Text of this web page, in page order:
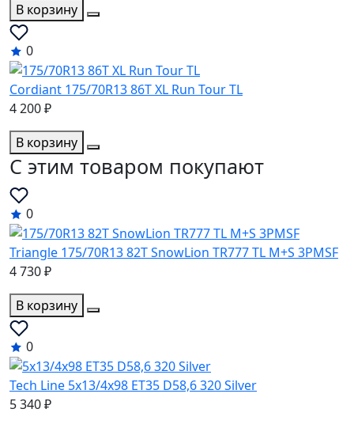
В корзину
0
Cordiant 175/70R13 86T XL Run Tour TL
4 200 ₽
В корзину
C этим товаром покупают
0
Triangle 175/70R13 82T SnowLion TR777 TL M+S 3PMSF
4 730 ₽
В корзину
0
Tech Line 5x13/4x98 ET35 D58,6 320 Silver
5 340 ₽